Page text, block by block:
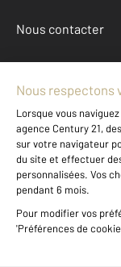
Nous contacter
Mentions
Achat